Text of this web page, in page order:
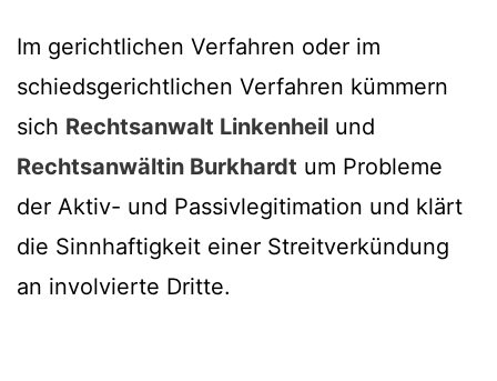
Im gerichtlichen Verfahren oder im
schiedsgerichtlichen Verfahren kümmern
sich Rechtsanwalt Linkenheil und
Rechtsanwältin Burkhardt um Probleme
der Aktiv- und Passivlegitimation und klärt
die Sinnhaftigkeit einer Streitverkündung
an involvierte Dritte.